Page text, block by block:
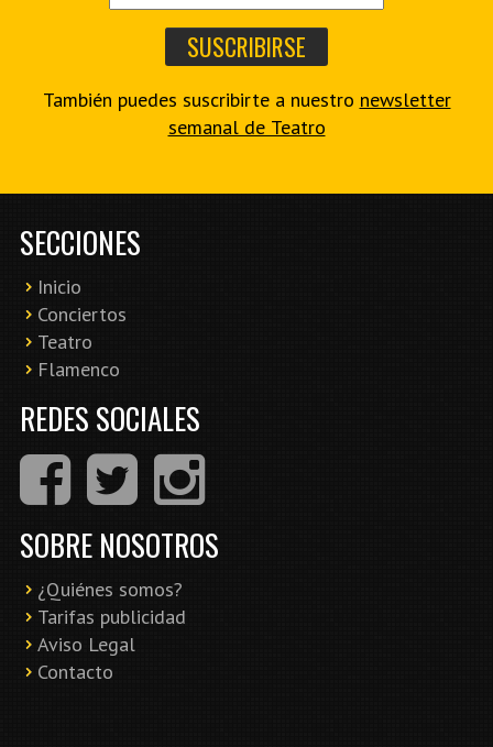
También puedes suscribirte a nuestro newsletter
semanal de Teatro
SECCIONES
Inicio
Conciertos
Teatro
Flamenco
REDES SOCIALES
SOBRE NOSOTROS
¿Quiénes somos?
Tarifas publicidad
Aviso Legal
Contacto